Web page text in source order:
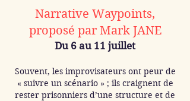
Narrative Waypoints,
proposé par Mark JANE
Du 6 au 11 juillet
Souvent, les improvisateurs ont peur de
« suivre un scénario » ; ils craignent de
rester prisonniers d’une structure et de